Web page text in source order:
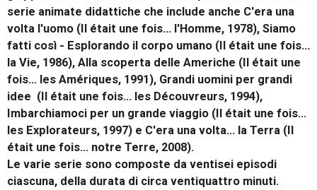
serie animate didattiche che include anche C'era una
volta l'uomo (Il était une fois... l'Homme, 1978), Siamo
fatti così - Esplorando il corpo umano (Il était une fois...
la Vie, 1986), Alla scoperta delle Americhe (Il était une
fois... les Amériques, 1991), Grandi uomini per grandi
idee (Il était une fois... les Découvreurs, 1994),
Imbarchiamoci per un grande viaggio (Il était une fois...
les Explorateurs, 1997) e C'era una volta... la Terra (Il
était une fois... notre Terre, 2008).
Le varie serie sono composte da ventisei episodi
ciascuna, della durata di circa ventiquattro minuti.